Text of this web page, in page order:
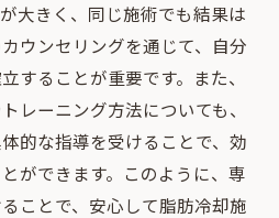
大きく、同じ施術でも結果は
ウンセリングを通じて、自分
することが重要です。また、
レーニング方法についても、
的な指導を受けることで、効
ができます。このように、専
ことで、安心して脂肪冷却施